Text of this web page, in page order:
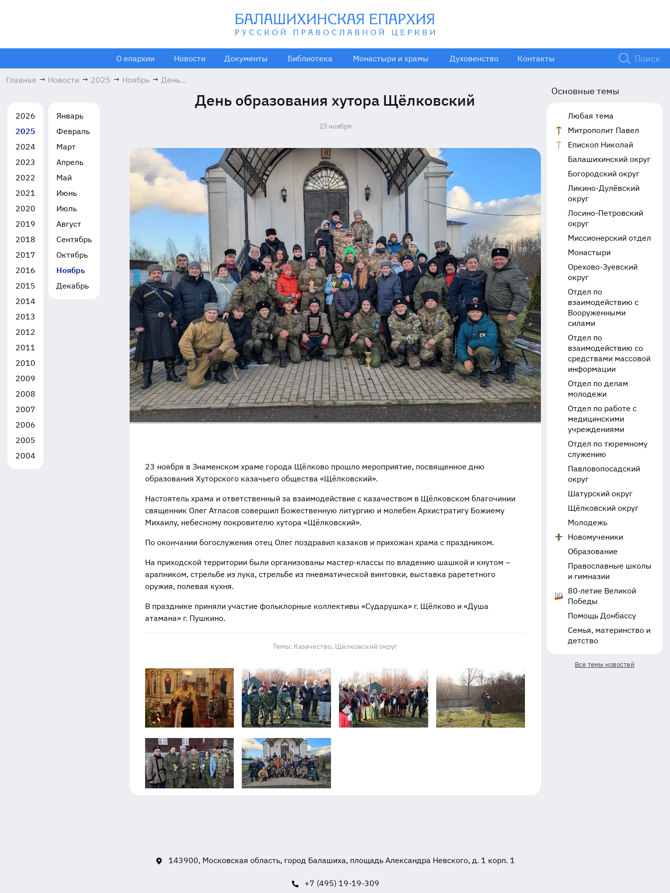
О епархии Новости Документы Библиотека Монастыри и храмы Духовенство Контакты
Главная → Новости → 2025 → Ноябрь → День
Щёлковский
2026
2025
2024
2023
2022
2021
2020
2019
2018
2017
2016
2015
2014
2013
2012
2011
2010
2009
2008
2007
2006
2005
2004
Январь
Февраль
Март
Апрель
Май
Июнь
Июль
Август
Сентябрь
Октябрь
Ноябрь
Декабрь
День образования хутора Щёлковский
23 ноября
23 ноября в Знаменском храме города Щёлково прошло мероприятие, посвященное дню
образования Хуторского казачьего общества «Щёлковский».
Настоятель храма и ответственный за взаимодействие с казачеством в Щёлковском благочинии
священник Олег Атласов совершил Божественную литургию и молебен Архистратигу Божиему
Михаилу, небесному покровителю хутора «Щёлковский».
По окончании богослужения отец Олег поздравил казаков и прихожан храма с праздником.
На приходской территории были организованы мастер-классы по владению шашкой и кнутом –
арапником, стрельбе из лука, стрельбе из пневматической винтовки, выставка рарететного
оружия, полевая кухня.
В празднике приняли участие фольклорные коллективы «Сударушка» г. Щёлково и «Душа
атамана» г. Пушкино.
Темы: Казачество, Щёлковский округ
Основные темы
Любая тема
Митрополит Павел
Епископ Николай
Балашихинский округ
Богородский округ
Ликино-Дулёвский
округ
Лосино-Петровский
округ
Миссионерский отдел
Монастыри
Орехово-Зуевский
округ
Отдел по
взаимодействию с
Вооруженными
силами
Отдел по
взаимодействию со
средствами массовой
информации
Отдел по делам
молодежи
Отдел по работе с
медицинскими
учреждениями
Отдел по тюремному
служению
Павловопосадский
округ
Шатурский округ
Щёлковский округ
Молодежь
Новомученики
Образование
Православные школы
и гимназии
80-летие Великой
Победы
Помощь Донбассу
Семья, материнство и
детство
Все темы новостей
143900, Московская область, город Балашиха, площадь Александра Невского, д. 1 корп. 1
+7 (495) 19-19-309